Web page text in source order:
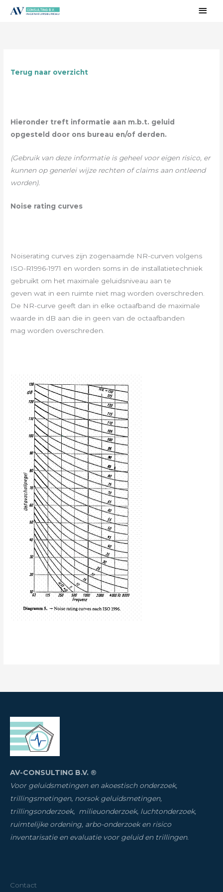
Terug naar overzicht
Hieronder treft informatie aan m.b.t. geluid
opgesteld door ons bureau en/of derden.
(Gebruik van deze informatie is geheel voor eigen risico, er
kunnen op generlei wijze rechten of claims aan ontleend
worden).
Noise rating curves
Noiserating curves zijn zogenaamde NR-curven volgens
ISO-R1996-1971 en worden soms in de installatietechniek
gebruikt om het maximale geluidsniveau aan te
geven wat in een ruimte niet mag worden overschreden.
De NR-curve geeft dan in elke octaafband de maximale
waarde in dB aan die in geen van de octaafbanden
mag worden overschreden.
AV-CONSULTING B.V. ®
Voor geluidsmetingen en akoestisch onderzoek,
trillingsmetingen, norsok geluidsmetingen,
trillingsonderzoek, milieuonderzoek, luchtonderzoek,
ruimtelijke ordening, arbo-onderzoek en risico
inventarisatie en evaluatie voor geluid en trillingen.
Contact